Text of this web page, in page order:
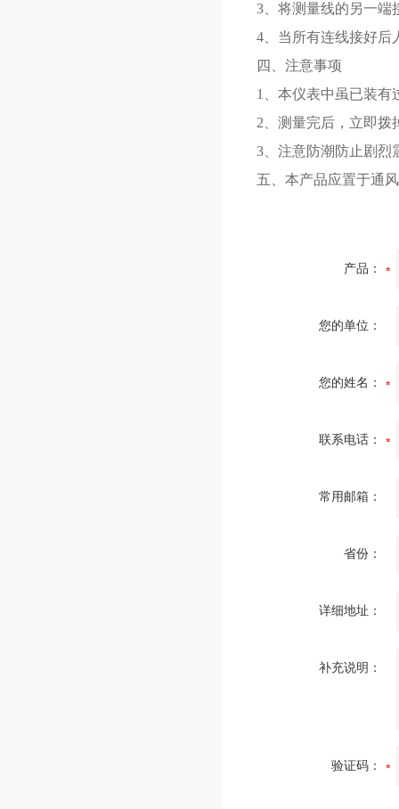
3、将测量线的另一端
4、当所有连线接好后
四、注意事项
1、本仪表中虽已装有
2、测量完后，立即拨
3、注意防潮防止剧烈
五、本产品应置于通
产品：
您的单位：
您的姓名：
联系电话：
常用邮箱：
省份：
详细地址：
补充说明：
验证码：